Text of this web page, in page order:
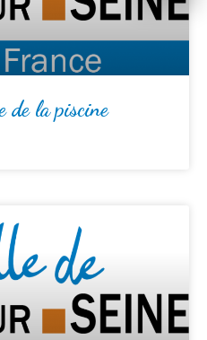
de la piscine